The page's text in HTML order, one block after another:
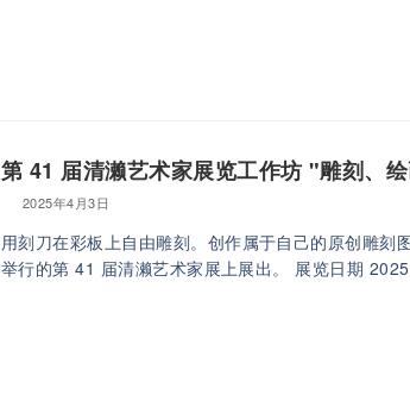
第 41 届清濑艺术家展览工作坊 "雕刻、
2025年4月3日
用刻刀在彩板上自由雕刻。创作属于自己的原创雕
举行的第 41 届清濑艺术家展上展出。 展览日期